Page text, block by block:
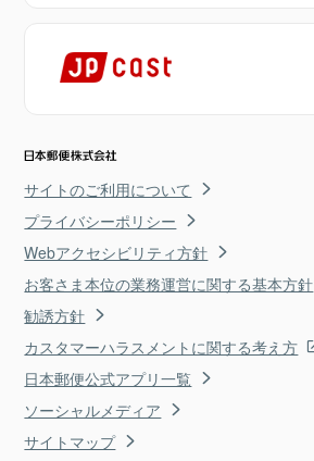
サイトのご利用について
プライバシーポリシー
Webアクセシビリティ方針
お客さま本位の業務運営に関する基本方針
勧誘方針
カスタマーハラスメントに関する考え方
日本郵便公式アプリ一覧
ソーシャルメディア
サイトマップ